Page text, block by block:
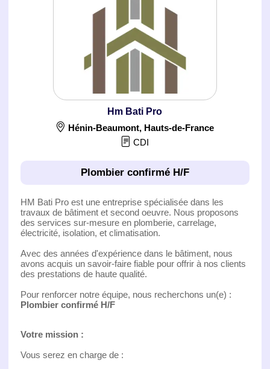
Hm Bati Pro
Hénin-Beaumont, Hauts-de-France
CDI
Plombier confirmé H/F
HM Bati Pro est une entreprise spécialisée dans les
travaux de bâtiment et second oeuvre. Nous proposons
des services sur-mesure en plomberie, carrelage,
électricité, isolation, et climatisation.
Avec des années d'expérience dans le bâtiment, nous
avons acquis un savoir-faire fiable pour offrir à nos clients
des prestations de haute qualité.
Pour renforcer notre équipe, nous recherchons un(e) :
Plombier confirmé H/F
Votre mission :
Vous serez en charge de :